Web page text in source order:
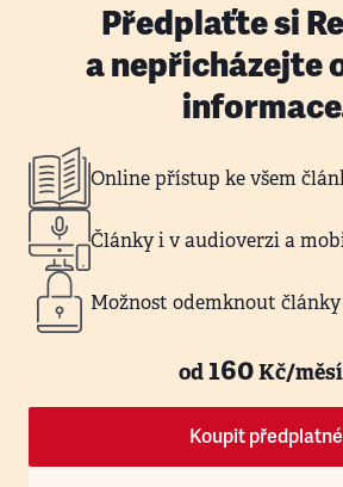
Předplaťte si
a nepřicházejte
Online přístup ke všem
Články i v audioverzi a
Možnost odemknout
od160Kč/
Koupit předplatné